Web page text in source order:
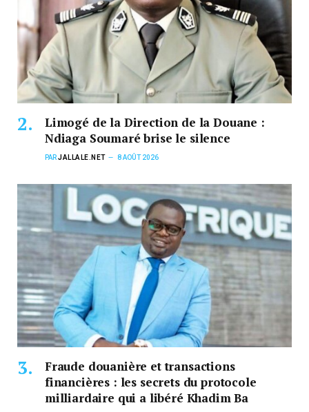
Limogé de la Direction de la Douane :
Ndiaga Soumaré brise le silence
PARJALLALE.NET 8 AOÛT 2026
Fraude douanière et transactions
financières : les secrets du protocole
milliardaire qui a libéré Khadim Ba